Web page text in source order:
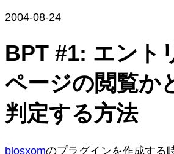
2004-08-24
BPT #1: エント
ページの閲覧か
判定する方法
blosxomのプラグインを作成する